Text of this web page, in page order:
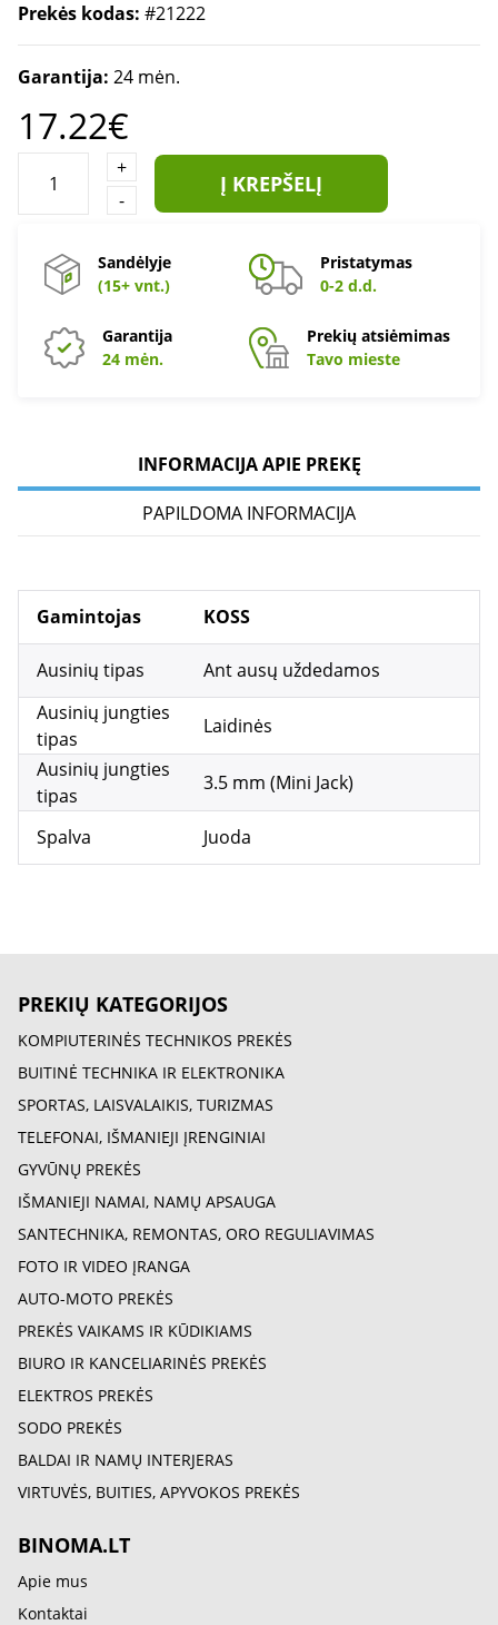
Prekės kodas: #21222
Garantija: 24 mėn.
17.22€
+
-
Į KREPŠELĮ
Sandėlyje
(15+ vnt.)
Pristatymas
0-2 d.d.
Garantija
24 mėn.
Prekių atsiėmimas
Tavo mieste
INFORMACIJA APIE PREKĘ
PAPILDOMA INFORMACIJA
Gamintojas KOSS
Ausinių tipas
Ant ausų uždedamos
Ausinių jungties
tipas
Laidinės
Ausinių jungties
tipas
3.5 mm (Mini Jack)
Spalva Juoda
PREKIŲ KATEGORIJOS
KOMPIUTERINĖS TECHNIKOS PREKĖS
BUITINĖ TECHNIKA IR ELEKTRONIKA
SPORTAS, LAISVALAIKIS, TURIZMAS
TELEFONAI, IŠMANIEJI ĮRENGINIAI
GYVŪNŲ PREKĖS
IŠMANIEJI NAMAI, NAMŲ APSAUGA
SANTECHNIKA, REMONTAS, ORO REGULIAVIMAS
FOTO IR VIDEO ĮRANGA
AUTO-MOTO PREKĖS
PREKĖS VAIKAMS IR KŪDIKIAMS
BIURO IR KANCELIARINĖS PREKĖS
ELEKTROS PREKĖS
SODO PREKĖS
BALDAI IR NAMŲ INTERJERAS
VIRTUVĖS, BUITIES, APYVOKOS PREKĖS
BINOMA.LT
Apie mus
Kontaktai